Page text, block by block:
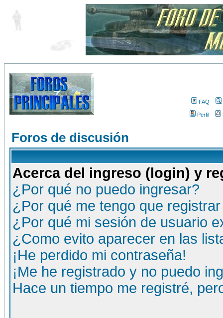
FAQ
Perfil
Foros de discusión
Acerca del ingreso (login) y
¿Por qué no puedo ingresar?
¿Por qué me tengo que
¿Por qué mi sesión de usuario
¿Como evito aparecer en las
¡He perdido mi contraseña!
¡Me he registrado y no puedo
Hace un tiempo me registré,